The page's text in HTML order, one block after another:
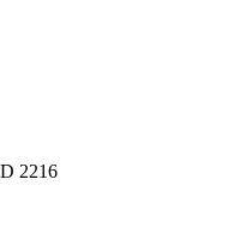
2216